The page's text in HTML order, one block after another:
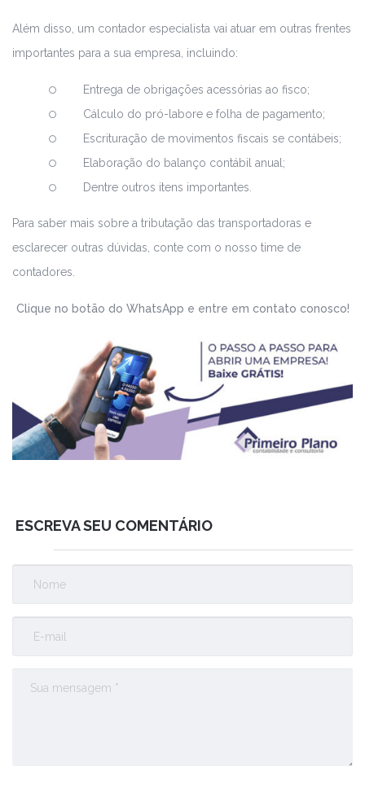
Além disso, um contador especialista vai atuar em outras frentes
importantes para a sua empresa, incluindo:
Entrega de obrigações acessórias ao fisco;
Cálculo do pró-labore e folha de pagamento;
Escrituração de movimentos fiscais se contábeis;
Elaboração do balanço contábil anual;
Dentre outros itens importantes.
Para saber mais sobre a tributação das transportadoras e
esclarecer outras dúvidas, conte com o nosso time de
contadores.
Clique no botão do WhatsApp e entre em contato conosco!
ESCREVA SEU COMENTÁRIO